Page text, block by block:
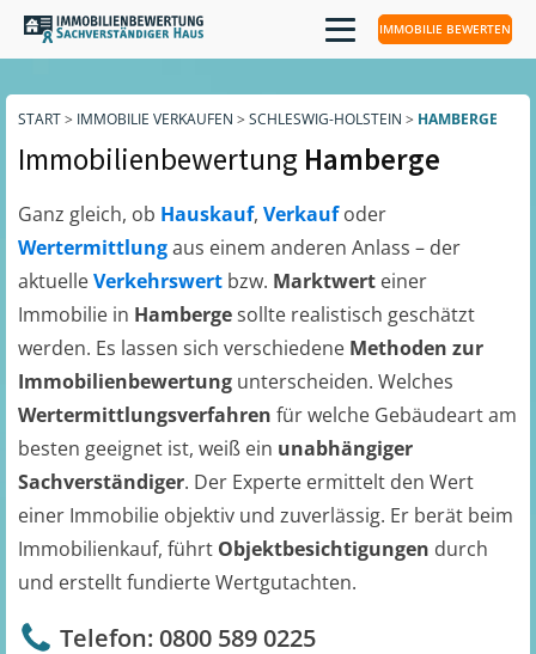
IMMOBILIE BEWERTEN
START> IMMOBILIE VERKAUFEN > SCHLESWIG-HOLSTEIN > HAMBERGE
Immobilienbewertung Hamberge
Ganz gleich, ob Hauskauf, Verkaufoder
Wertermittlungaus einem anderen Anlass – der
aktuelleVerkehrswert bzw. Marktwert einer
Immobilie in Hambergesollte realistisch geschätzt
werden. Es lassen sich verschiedene Methoden zur
Immobilienbewertung unterscheiden. Welches
Wertermittlungsverfahren für welche Gebäudeart am
besten geeignet ist, weiß ein unabhängiger
Sachverständiger. Der Experte ermittelt den Wert
einer Immobilie objektiv und zuverlässig. Er berät beim
Immobilienkauf, führt Objektbesichtigungen durch
und erstellt fundierte Wertgutachten.
Telefon: 0800 589 0225